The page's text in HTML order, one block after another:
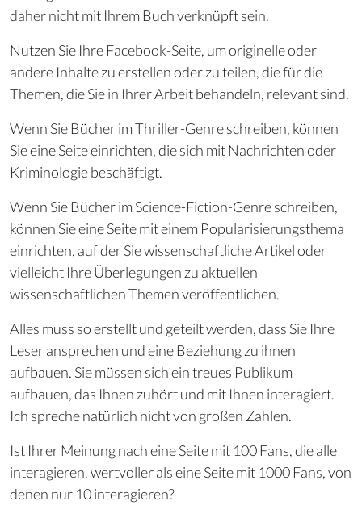
daher nicht mit Ihrem Buch verknüpft sein.
Nutzen Sie Ihre Facebook-Seite, um originelle oder
andere Inhalte zu erstellen oder zu teilen, die für die
Themen, die Sie in Ihrer Arbeit behandeln, relevant sind.
Wenn Sie Bücher im Thriller-Genre schreiben, können
Sie eine Seite einrichten, die sich mit Nachrichten oder
Kriminologie beschäftigt.
Wenn Sie Bücher im Science-Fiction-Genre schreiben,
können Sie eine Seite mit einem Popularisierungsthema
einrichten, auf der Sie wissenschaftliche Artikel oder
vielleicht Ihre Überlegungen zu aktuellen
wissenschaftlichen Themen veröffentlichen.
Alles muss so erstellt und geteilt werden, dass Sie Ihre
Leser ansprechen und eine Beziehung zu ihnen
aufbauen. Sie müssen sich ein treues Publikum
aufbauen, das Ihnen zuhört und mit Ihnen interagiert.
Ich spreche natürlich nicht von großen Zahlen.
Ist Ihrer Meinung nach eine Seite mit 100 Fans, die alle
interagieren, wertvoller als eine Seite mit 1000 Fans, von
denen nur 10 interagieren?